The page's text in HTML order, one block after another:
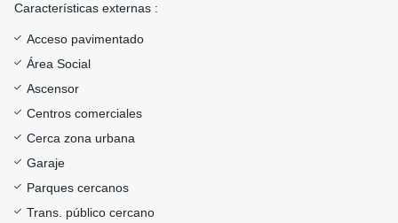
Características externas :
Acceso pavimentado
Área Social
Ascensor
Centros comerciales
Cerca zona urbana
Garaje
Parques cercanos
Trans. público cercano